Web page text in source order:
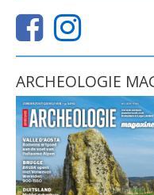
ARCHEOLOGIE